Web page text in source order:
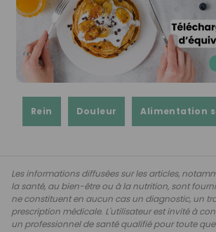
Rein Douleur Alimentation
Les informations diffusées sur les articles,
la santé, au bien-être ou à la nutrition, sont
ne constituent en aucun cas un diagnostic, un
prescription médicale. L'utilisateur est invité à
un professionnel de santé qualifié pour toute